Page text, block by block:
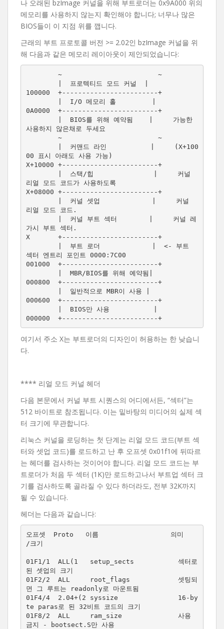
나 오래된 bzImage 커널을 위해 부트로더는 0x9A000 위의
메모리를 사용하지 않는지 확인해야 합니다; 너무나 많은
BIOS들이 이 지점 위를 깹니다.
근래의 부트 프로토콜 버전 >= 2.02인 bzImage 커널을 위
해 다음과 같은 메모리 레이아웃이 제안되었습니다:
100000  +------------------------+
0A0000  +------------------------+
사용하지 않은채로 두세요
00 표시 아래도 사용 가능)
X+10000 +------------------------+
리얼 모드 코드가 사용하도록
X+08000 +------------------------+
리얼 모드 코드.
가시 부트 섹터.
X       +------------------------+
섹터 엔트리 포인트 0000:7C00
001000  +------------------------+
000800  +------------------------+
000600  +------------------------+
000000  +------------------------+
여기서 주소 X는 부트로더의 디자인이 허용하는 한 낮습니
다.
**** 리얼 모드 커널 헤더
다음 본문에서 커널 부트 시퀀스의 어디에서든, “섹터”는
512 바이트로 참조됩니다. 이는 밑바탕의 미디어의 실제 섹
터 크기에 무관합니다.
리눅스 커널을 로딩하는 첫 단계는 리얼 모드 코드(부트 섹
터와 셋업 코드)를 로드하고 난 후 오프셋 0x01f1에 뒤따르
는 헤더를 검사하는 것이어야 합니다. 리얼 모드 코드는 부
트로더가 처음 두 섹터 (1K)만 로드하고나서 부트업 섹터 크
기를 검사하도록 골라질 수 있다 하더라도, 전부 32K까지
될 수 있습니다.
헤더는 다음과 같습니다:
오프셋  Proto   이름                  의미
/크기
01F1/1  ALL(1   setup_sects           섹터로
된 셋업의 크기
01F2/2  ALL     root_flags            셋팅되
면 그 루트는 readonly로 마운트됨
01F4/4  2.04+(2 syssize               16-by
te paras로 된 32비트 코드의 크기
01F8/2  ALL     ram_size              사용
금지 - bootsect.S만 사용